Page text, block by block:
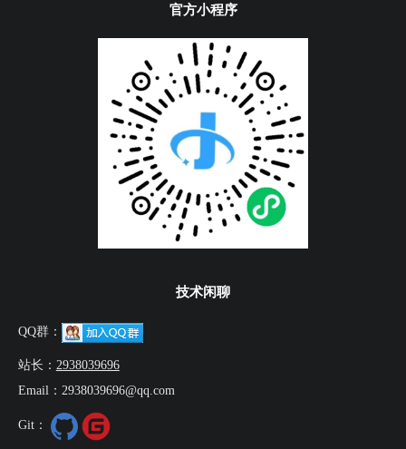
官方小程序
技术闲聊
QQ群：
站长： 2938039696
Email：2938039696@qq.com
Git：